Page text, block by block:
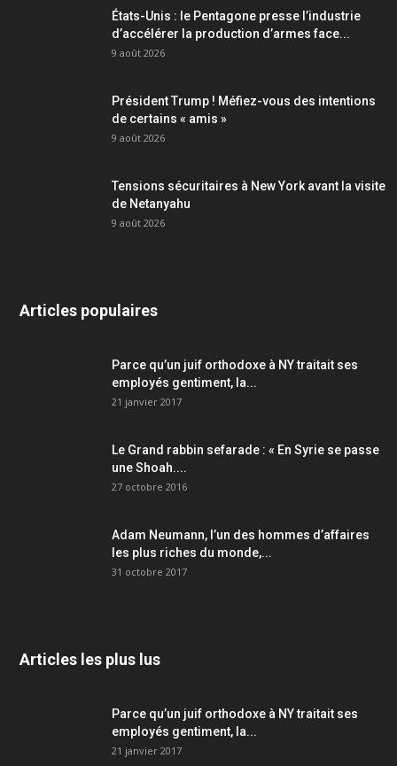
États-Unis : le Pentagone presse l’industrie
d’accélérer la production d’armes face...
9 août 2026
Président Trump ! Méfiez-vous des intentions
de certains « amis »
9 août 2026
Tensions sécuritaires à New York avant la visite
de Netanyahu
9 août 2026
Articles populaires
Parce qu’un juif orthodoxe à NY traitait ses
employés gentiment, la...
21 janvier 2017
Le Grand rabbin sefarade : « En Syrie se passe
une Shoah....
27 octobre 2016
Adam Neumann, l’un des hommes d’affaires
les plus riches du monde,...
31 octobre 2017
Articles les plus lus
Parce qu’un juif orthodoxe à NY traitait ses
employés gentiment, la...
21 janvier 2017